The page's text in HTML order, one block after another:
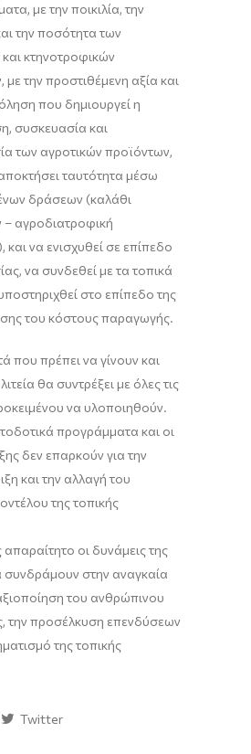
με την ποικιλία, την
την ποσότητα των
κτηνοτροφικών
με την προστιθέμενη αξία και
που δημιουργεί η
συσκευασία και
των αγροτικών προϊόντων,
ταυτότητα μέσω
δράσεων (καλάθι
αγροδιατροφική
να ενισχυθεί σε επίπεδο
να συνδεθεί με τα τοπικά
στο επίπεδο της
του κόστους παραγωγής.
που πρέπει να γίνουν και
θα συντρέξει με όλες τις
να υλοποιηθούν.
προγράμματα και οι
δεν επαρκούν για την
και την αλλαγή του
της τοπικής
οι δυνάμεις της
συνδράμουν στην αναγκαία
του ανθρώπινου
την προσέλκυση επενδύσεων
της τοπικής
Twitter